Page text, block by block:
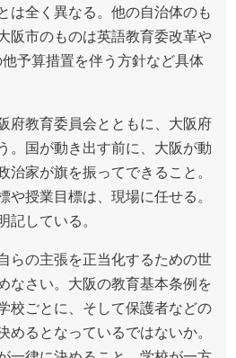
は全く異なる。他の自治体のも
阪市のものは英語教育委改革や
予算措置を伴う方針など具体
府教育委員会とともに、大阪府
。国が動き出す前に、大阪が動
治家が旗を振ってできること。
や授業目標は、現場に任せる。
記している。
らの主張を正当化するための世
なさい。大阪の教育基本条例を
校ごとに、そして保護者などの
めるとなっているではないか。